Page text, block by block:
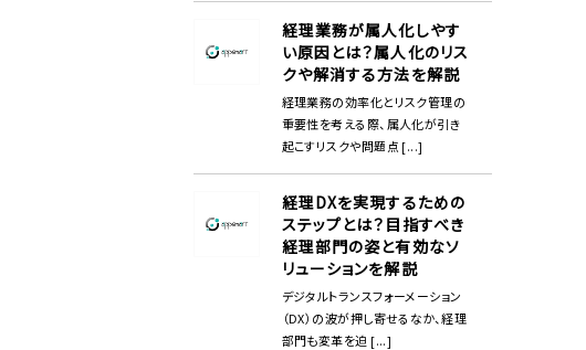
経理業務が属人化しやす
い原因とは？属人化のリス
クや解消する方法を解説
経理業務の効率化とリスク管理の
重要性を考える際、属人化が引き
起こすリスクや問題点 [...]
経理DXを実現するための
ステップとは？目指すべき
経理部門の姿と有効なソ
リューションを解説
デジタルトランスフォーメーション
（DX）の波が押し寄せるなか、経理
部門も変革を迫 [...]